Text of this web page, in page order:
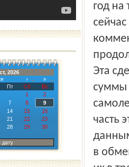
2026
›
»
Пт Сб
Вс
1
2
7 8
9
14 15
16
21 22
23
28 29
30
дату
год на
Эта
суммы
часть
в